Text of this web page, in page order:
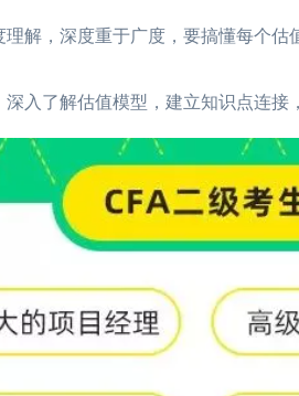
，深度重于广度，要搞懂每个估
了解估值模型，建立知识点连接
2026
2026